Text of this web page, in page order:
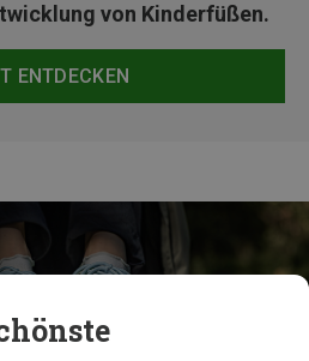
von Kinderfüßen.
ENTDECKEN